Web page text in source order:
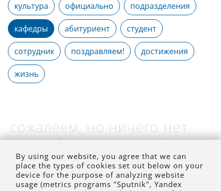
культура официально подразделения
кафедры абитуриент студент
сотрудник поздравляем! достижения
жизнь
сожалеем, но ничего нет
(на выбранное время)
By using our website, you agree that we can
place the types of cookies set out below on your
device for the purpose of analyzing website
usage (metrics programs "Sputnik", Yandex